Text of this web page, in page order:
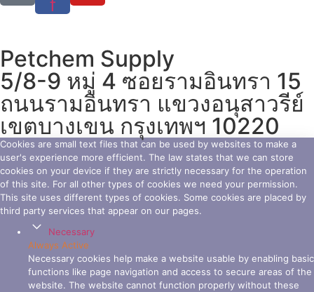
f
Petchem Supply
5/8-9 หมู่ 4 ซอยรามอินทรา 15
ถนนรามอินทรา แขวงอนุสาวรีย์
เขตบางเขน กรุงเทพฯ 10220
Cookies are small text files that can be used by websites to make a
user's experience more efficient. The law states that we can store
cookies on your device if they are strictly necessary for the operation
of this site. For all other types of cookies we need your permission.
This site uses different types of cookies. Some cookies are placed by
third party services that appear on our pages.
Necessary
Always Active
Necessary cookies help make a website usable by enabling basic
functions like page navigation and access to secure areas of the
website. The website cannot function properly without these